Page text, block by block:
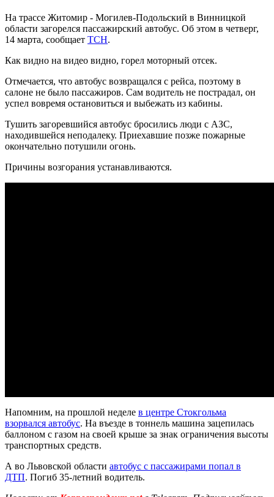
На трассе Житомир - Могилев-Подольский в Винницкой
области загорелся пассажирский автобус. Об этом в четверг,
14 марта, сообщает ТСН.
Как видно на видео видно, горел моторный отсек.
Отмечается, что автобус возвращался с рейса, поэтому в
салоне не было пассажиров. Сам водитель не пострадал, он
успел вовремя остановиться и выбежать из кабины.
Тушить загоревшийся автобус бросились люди с АЗС,
находившейся неподалеку. Приехавшие позже пожарные
окончательно потушили огонь.
Причины возгорания устанавливаются.
Напомним, на прошлой неделе в центре Стокгольма
взорвался автобус. На въезде в тоннель машина зацепилась
баллоном с газом на своей крыше за знак ограничения высоты
транспортных средств.
А во Львовской области автобус с пассажирами попал в
ДТП. Погиб 35-летний водитель.